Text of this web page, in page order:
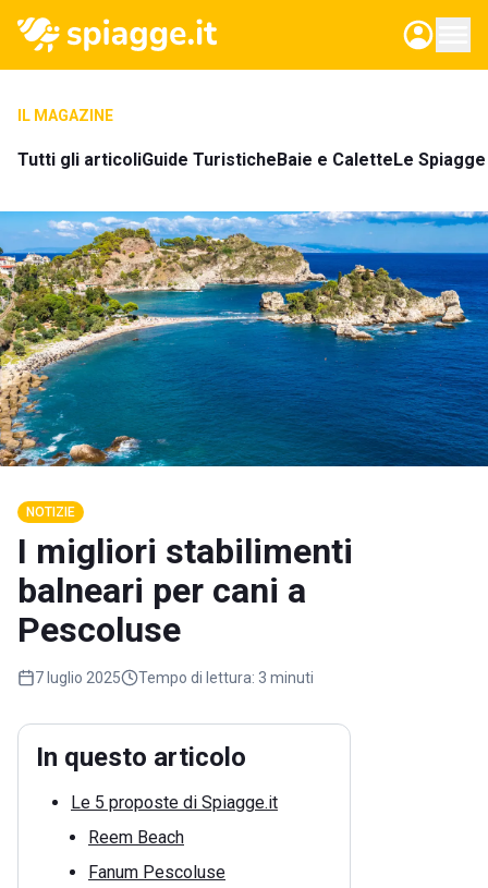
IL MAGAZINE
Tutti gli articoliGuide TuristicheBaie e CaletteLe
NOTIZIE
I migliori stabilimenti
balneari per cani a
Pescoluse
7 luglio 2025 Tempo di lettura: 3 minuti
In questo articolo
Le 5 proposte di Spiagge.it
Reem Beach
Fanum Pescoluse